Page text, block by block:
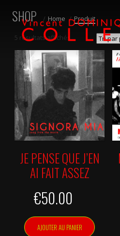
SHOP Home Produit
5 résultats affichés
JE PENSE QUE J’EN
AI FAIT ASSEZ
€50.00
AJOUTER AU PANIER